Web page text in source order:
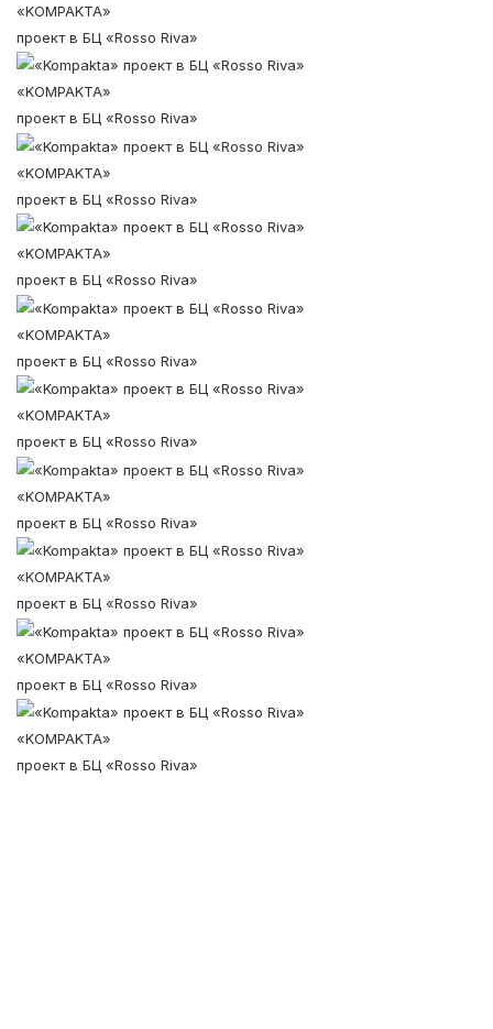
«KOMPAKTA»
проект в БЦ «Rosso Riva»
«KOMPAKTA»
проект в БЦ «Rosso Riva»
«KOMPAKTA»
проект в БЦ «Rosso Riva»
«KOMPAKTA»
проект в БЦ «Rosso Riva»
«KOMPAKTA»
проект в БЦ «Rosso Riva»
«KOMPAKTA»
проект в БЦ «Rosso Riva»
«KOMPAKTA»
проект в БЦ «Rosso Riva»
«KOMPAKTA»
проект в БЦ «Rosso Riva»
«KOMPAKTA»
проект в БЦ «Rosso Riva»
«KOMPAKTA»
проект в БЦ «Rosso Riva»